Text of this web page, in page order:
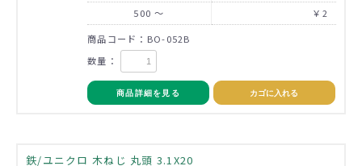
500 ～
￥2
商品コード：BO-052B
数量：
商品詳細を見る カゴに入れる
鉄/ユニクロ 木ねじ 丸頭 3.1X20